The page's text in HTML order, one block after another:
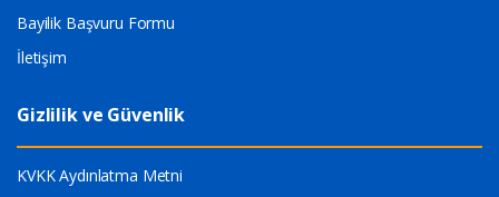
Bayilik Başvuru Formu
İletişim
Gizlilik ve Güvenlik
KVKK Aydınlatma Metni